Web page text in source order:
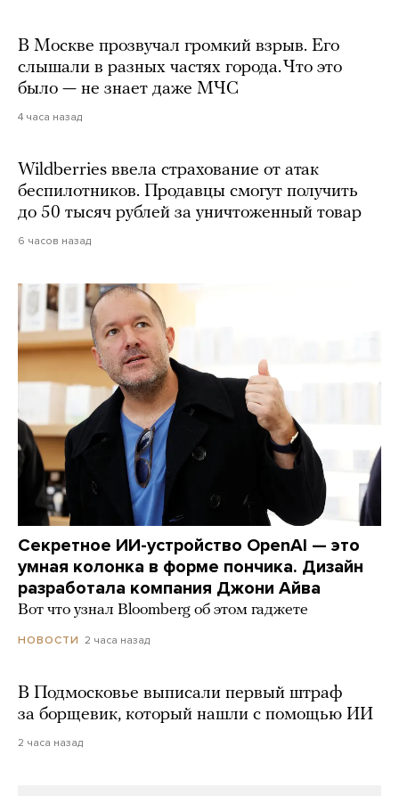
В Москве прозвучал громкий взрыв. Его
слышали в разных частях города. Что это
было — не знает даже МЧС
4 часа назад
Wildberries ввела страхование от атак
беспилотников. Продавцы смогут получить
до 50 тысяч рублей за уничтоженный товар
6 часов назад
Секретное ИИ-устройство OpenAI — это
умная колонка в форме пончика. Дизайн
разработала компания Джони Айва
Вот что узнал Bloomberg об этом гаджете
НОВОСТИ 2 часа назад
В Подмосковье выписали первый штраф
за борщевик, который нашли с помощью ИИ
2 часа назад